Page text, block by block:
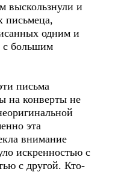
выскользнули и
письмеца,
одним и
с большим
письма
на конверты не
эта
внимание
искренностью с
с другой. Кто-